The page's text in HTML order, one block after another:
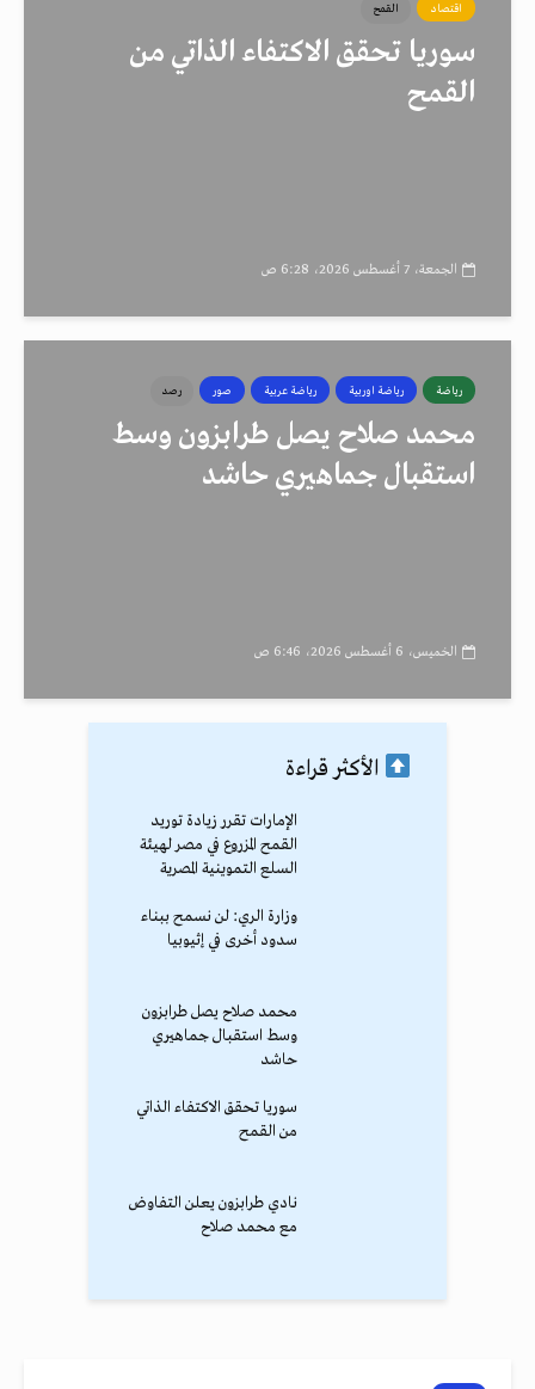
اقتصاد القمح
سوريا تحقق الاكتفاء الذاتي من
القمح
الجمعة، 7 أغسطس 2026، 6:28 ص
رياضة رياضة اوربية رياضة عربية صور رصد
محمد صلاح يصل طرابزون وسط
استقبال جماهيري حاشد
الخميس، 6 أغسطس 2026، 6:46 ص
الأكثر قراءة
الإمارات تقرر زيادة توريد
القمح المزروع في مصر لهيئة
السلع التموينية المصرية
وزارة الري: لن نسمح ببناء
سدود أخرى في إثيوبيا
محمد صلاح يصل طرابزون
وسط استقبال جماهيري
حاشد
سوريا تحقق الاكتفاء الذاتي
من القمح
نادي طرابزون يعلن التفاوض
مع محمد صلاح